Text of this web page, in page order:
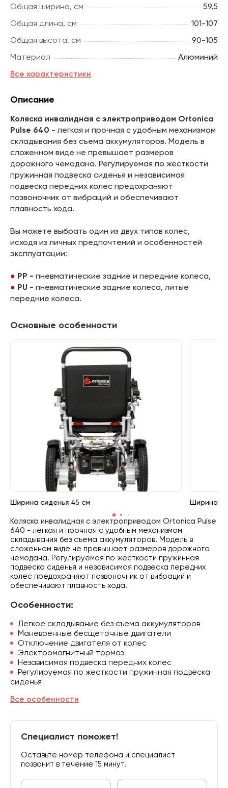
Общая ширина, см
59,5
Общая длина, см
101-107
Общая высота, см
90-105
Материал
Алюминий
Все характеристики
Описание
Коляска инвалидная с электроприводом Ortonica
Pulse 640 - легкая и прочная с удобным механизмом
складывания без съема аккумуляторов. Модель в
сложенном виде не превышает размеров
дорожного чемодана. Регулируемая по жесткости
пружинная подвеска сиденья и независимая
подвеска передних колес предохраняют
позвоночник от вибраций и обеспечивают
плавность хода.
Вы можете выбрать один из двух типов колес,
исходя из личных предпочтений и особенностей
эксплуатации:
PP - пневматические задние и передние колеса,
PU - пневматические задние колеса, литые
передние колеса.
Основные особенности
Ширина сиденья 45 см Ширина
Коляска инвалидная с электроприводом Ortonica Pulse
640 - легкая и прочная с удобным механизмом
складывания без съема аккумуляторов. Модель в
сложенном виде не превышает размеров дорожного
чемодана. Регулируемая по жесткости пружинная
подвеска сиденья и независимая подвеска передних
колес предохраняют позвоночник от вибраций и
обеспечивают плавность хода.
Особенности:
Легкое складывание без съема аккумуляторов
Маневренные бесщеточные двигатели
Отключение двигателя от колес
Электромагнитный тормоз
Независимая подвеска передних колес
Регулируемая по жесткости пружинная подвеска
сиденья
Все особенности
Специалист поможет!
Оставьте номер телефона и специалист
позвонит в течение 15 минут.